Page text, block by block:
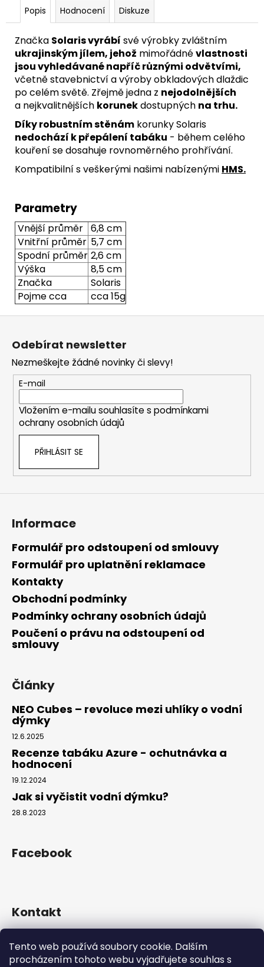
Tento web používá soubory cookie. Dalším
procházením tohoto webu vyjadřujete souhlas s
Popis Hodnocení Diskuze
Značka Solaris vyrábí své výrobky zvláštním
ukrajinským jílem, jehož mimořádnévlastnosti
jsou vyhledávané napříč různými odvětvími,
včetně stavebnictví a výroby obkladových dlaždic
po celém světě. Zřejmě jedna z nejodolnějších
a nejkvalitnějších korunekdostupných na trhu.
Díky robustním stěnám korunky Solaris
nedochází k přepálení tabáku - během celého
kouření se dosahuje rovnoměrného prohřívání.
Kompatibilní s veškerými našimi nabízenými HMS.
Parametry
Vnější průměr 6,8 cm
Vnitřní průměr 5,7 cm
Spodní průměr 2,6 cm
Výška
8,5 cm
Značka
Solaris
Pojme cca
cca 15g
Odebírat newsletter
Nezmeškejte žádné novinky či slevy!
E-mail
Vložením e-mailu souhlasíte s podmínkami
ochrany osobních údajů
PŘIHLÁSIT SE
Informace
Formulář pro odstoupení od smlouvy
Formulář pro uplatnění reklamace
Kontakty
Obchodní podmínky
Podmínky ochrany osobních údajů
Poučení o právu na odstoupení od
smlouvy
Články
NEO Cubes – revoluce mezi uhlíky o vodní
dýmky
12.6.2025
Recenze tabáku Azure - ochutnávka a
hodnocení
19.12.2024
Jak si vyčistit vodní dýmku?
28.8.2023
Facebook
Kontakt
+420 739 522 572
hookah_gang.cz/